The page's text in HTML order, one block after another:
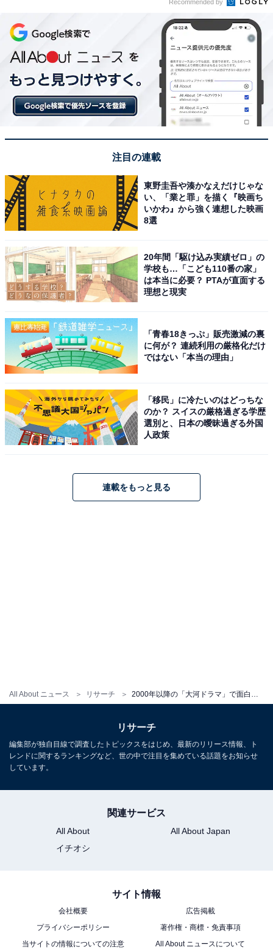
All About ニュース リサーチ 2000年以降の「大河ドラマ」で面白かった作品ランキング！ 2位『真田丸』を抑えた1位は？
Recommended by
注目の連載
東野圭吾や湊かなえだけじゃな
い、「業と罪」を描く『映画ち
いかわ』から強く連想した映画
8選
20年間「駆け込み実績ゼロ」の
学校も…「こども110番の家」
は本当に必要？ PTAが直面する
理想と現実
「青春18きっぷ」販売激減の裏
に何が？ 連続利用の厳格化だけ
ではない「本当の理由」
「移民」に冷たいのはどっちな
のか？ スイスの厳格過ぎる学歴
選別と、日本の曖昧過ぎる外国
人政策
連載をもっと見る
リサーチ
編集部が独自目線で調査したトピックスをはじめ、最新のリリース情報、ト
レンドに関するランキングなど、世の中で注目を集めている話題をお知らせ
しています。
関連サービス
All About
All About Japan
イチオシ
サイト情報
会社概要
広告掲載
プライバシーポリシー
著作権・商標・免責事項
当サイトの情報についての注意
All About ニュースについて